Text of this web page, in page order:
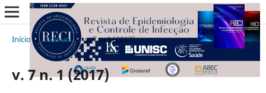
Início / Acervo / v. 7 n. 1 (2017)
v. 7 n. 1 (2017)